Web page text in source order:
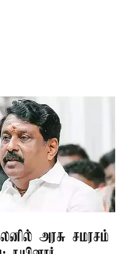
அரசு சமரசம்